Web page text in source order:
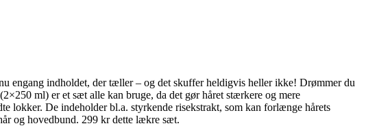
engang indholdet, der tæller – og det skuffer heldigvis heller ikke! Drømmer du
(2×250 ml) er et sæt alle kan bruge, da det gør håret stærkere og mere
lokker. De indeholder bl.a. styrkende risekstrakt, som kan forlænge hårets
og hovedbund. 299 kr dette lækre sæt.